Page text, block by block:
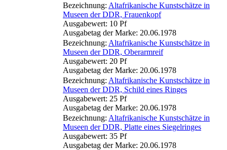
Bezeichnung: Altafrikanische Kunstschätze in
Museen der DDR, Frauenkopf
Ausgabewert: 10 Pf
Ausgabetag der Marke: 20.06.1978
Bezeichnung: Altafrikanische Kunstschätze in
Museen der DDR, Oberarmreif
Ausgabewert: 20 Pf
Ausgabetag der Marke: 20.06.1978
Bezeichnung: Altafrikanische Kunstschätze in
Museen der DDR, Schild eines Ringes
Ausgabewert: 25 Pf
Ausgabetag der Marke: 20.06.1978
Bezeichnung: Altafrikanische Kunstschätze in
Museen der DDR, Platte eines Siegelringes
Ausgabewert: 35 Pf
Ausgabetag der Marke: 20.06.1978